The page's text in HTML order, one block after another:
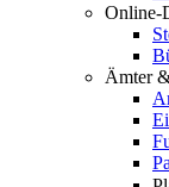
Online-
Ämter